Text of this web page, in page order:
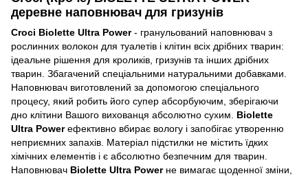
деревне наповнювач для гризунів
Croci Biolette Ultra Power- гранульований наповнювач з
рослинних волокон для туалетів і клітин всіх дрібних тварин:
ідеальне рішення для кроликів, гризунів та інших дрібних
тварин. Збагачений спеціальними натуральними добавками.
Наповнювач виготовлений за допомогою спеціального
процесу, який робить його супер абсорбуючим, зберігаючи
дно клітини Вашого вихованця абсолютно сухим. Biolette
Ultra Powerефективно вбирає вологу і запобігає утворенню
неприємних запахів. Матеріал підстилки не містить їдких
хімічних елементів і є абсолютно безпечним для тварин.
Наповнювач Biolette Ultra Power не вимагає щоденної зміни,